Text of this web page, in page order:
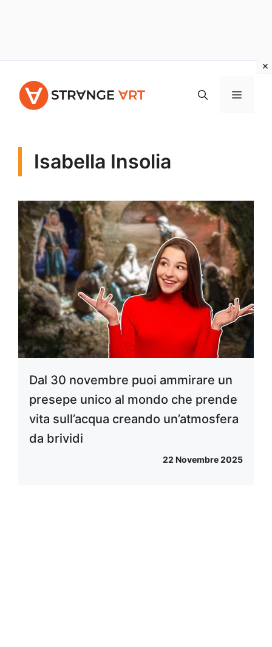
contenuto
MENU
Isabella Insolia
Dal 30 novembre puoi ammirare un
presepe unico al mondo che prende
vita sull’acqua creando un’atmosfera
da brividi
22 Novembre 2025